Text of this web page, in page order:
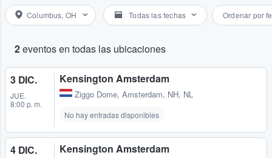
Columbus, OH Todas las fechas Ordenar por
2eventos en todas las ubicaciones
3 DIC.
JUE.
8:00 p. m.
Kensington Amsterdam
Ziggo Dome, Amsterdam, NH, NL
No hay entradas disponibles
4 DIC. Kensington Amsterdam